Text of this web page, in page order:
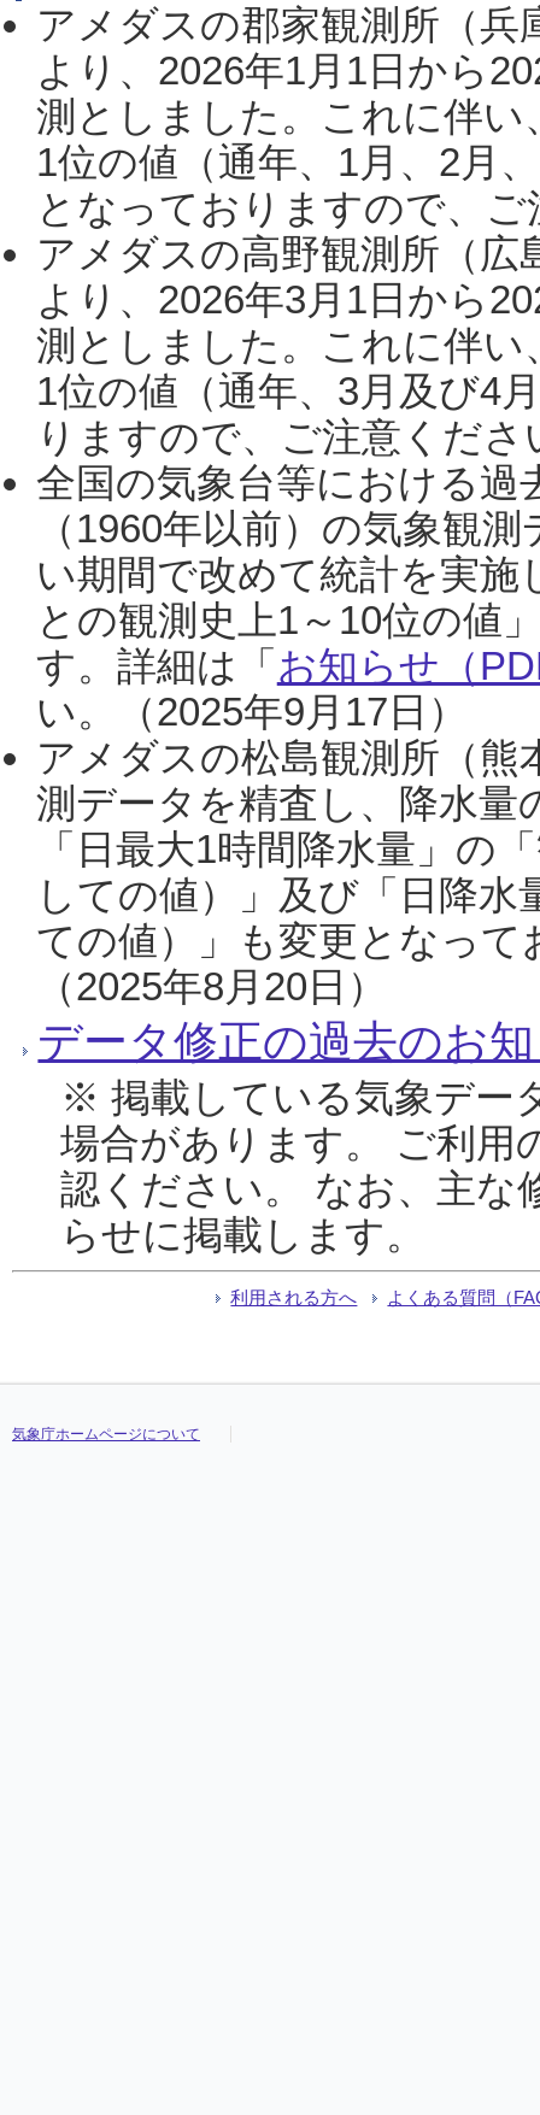
アメダスの郡家観測所（
より、2026年1月1日から
測としました。これに伴い
1位の値（通年、1月、2月
となっておりますので、
アメダスの高野観測所（
より、2026年3月1日から
測としました。これに伴い
1位の値（通年、3月及び4
りますので、ご注意くだ
全国の気象台等における過
（1960年以前）の気象観
い期間で改めて統計を実
との観測史上1～10位の値
す。詳細は「 お知らせ（
い。（2025年9月17日）
アメダスの松島観測所（熊
測データを精査し、降水
「日最大1時間降水量」の
しての値）」及び「日降
ての値）」も変更となっ
（2025年8月20日）
データ修正の過去のお
※ 掲載している気象デー
場合があります。 ご利用
認ください。 なお、主な
らせに掲載します。
利用される方へ よくある質問（
気象庁ホームページについて